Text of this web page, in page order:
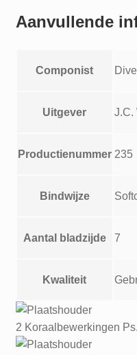
Muziek
kerkdienst
Aanvullende
Componist
Uitgever J.C.
Productienummer 235
Bindwijze
Aantal bladzijde 7
Kwaliteit
2 Koraalbewerkingen